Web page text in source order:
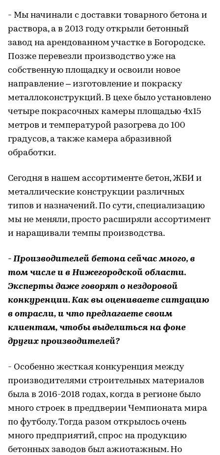
- Мы начинали с доставки товарного бетона и
раствора, а в 2013 году открыли бетонный
завод на арендованном участке в Богородске.
Позже перевезли производство уже на
собственную площадку и освоили новое
направление – изготовление и покраску
металлоконструкций. В цехе было установлено
четыре покрасочных камеры площадью 4х15
метров и температурой разогрева до 100
градусов, а также камера абразивной
обработки.
Сегодня в нашем ассортименте бетон, ЖБИ и
металлические конструкции различных
типов и назначений. По сути, специализацию
мы не меняли, просто расширяли ассортимент
и наращивали темпы производства.
- Производителей бетона сейчас много, в
том числе и в Нижегородской области.
Эксперты даже говорят о нездоровой
конкуренции. Как вы оцениваете ситуацию
в отрасли, и что предлагаете своим
клиентам, чтобы выделиться на фоне
других производителей?
- Особенно жесткая конкуренция между
производителями строительных материалов
была в 2016-2018 годах, когда в регионе было
много строек в преддверии Чемпионата мира
по футболу. Тогда разом открылось очень
много предприятий, спрос на продукцию
бетонных заводов был ажиотажным. Но